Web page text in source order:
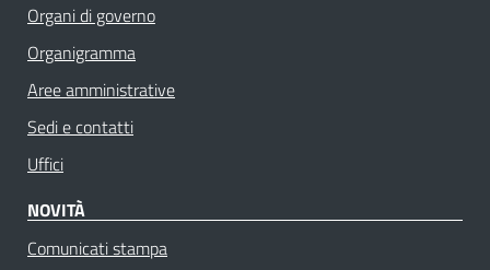
Organi di governo
Organigramma
Aree amministrative
Sedi e contatti
Uffici
NOVITÀ
Comunicati stampa